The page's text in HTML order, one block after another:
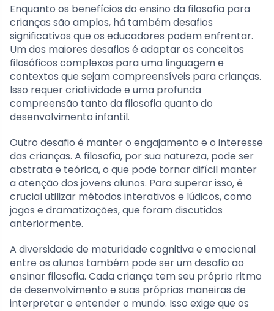
Enquanto os benefícios do ensino da filosofia para
crianças são amplos, há também desafios
significativos que os educadores podem enfrentar.
Um dos maiores desafios é adaptar os conceitos
filosóficos complexos para uma linguagem e
contextos que sejam compreensíveis para crianças.
Isso requer criatividade e uma profunda
compreensão tanto da filosofia quanto do
desenvolvimento infantil.
Outro desafio é manter o engajamento e o interesse
das crianças. A filosofia, por sua natureza, pode ser
abstrata e teórica, o que pode tornar difícil manter
a atenção dos jovens alunos. Para superar isso, é
crucial utilizar métodos interativos e lúdicos, como
jogos e dramatizações, que foram discutidos
anteriormente.
A diversidade de maturidade cognitiva e emocional
entre os alunos também pode ser um desafio ao
ensinar filosofia. Cada criança tem seu próprio ritmo
de desenvolvimento e suas próprias maneiras de
interpretar e entender o mundo. Isso exige que os